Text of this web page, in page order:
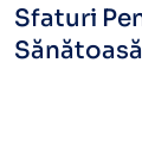
Sfaturi
Sănătoasă